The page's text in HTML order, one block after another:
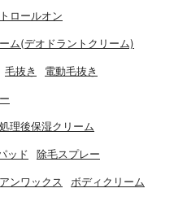
ロールオン
ム(デオドラントクリーム)
毛抜き 電動毛抜き
理後保湿クリーム
ッド 除毛スプレー
ンワックス ボディクリーム